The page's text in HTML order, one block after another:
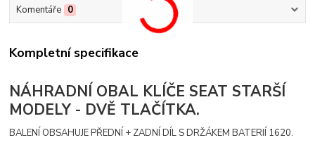
Komentáře 0
Kompletní specifikace
NÁHRADNÍ OBAL KLÍČE SEAT STARŠÍ
MODELY - DVĚ TLAČÍTKA.
BALENÍ OBSAHUJE PŘEDNÍ + ZADNÍ DÍL S DRŽÁKEM BATERIÍ 1620.